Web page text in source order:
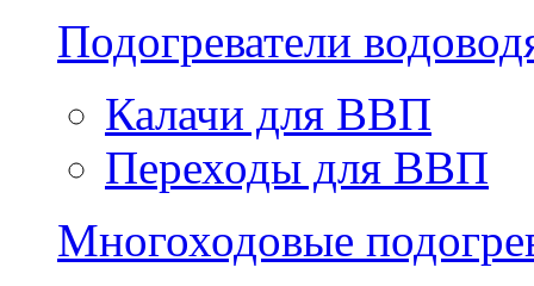
Подогреватели
Калачи для ВВП
Переходы для ВВП
Многоходовые